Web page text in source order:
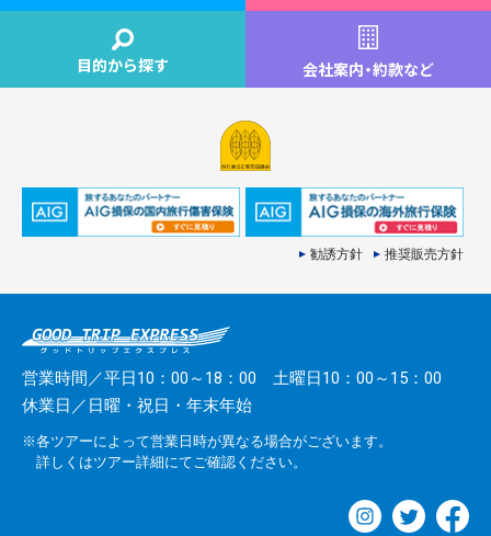
目的から探す 会社案内・約款など
勧誘方針 推奨販売方針
営業時間／平日10：00～18：00 土曜日10：00～15：00
休業日／日曜・祝日・年末年始
※各ツアーによって営業日時が異なる場合がございます。
詳しくはツアー詳細にてご確認ください。